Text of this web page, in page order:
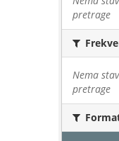
pretrage
Nema
pretrage